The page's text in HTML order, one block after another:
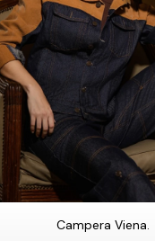
Campera Viena.